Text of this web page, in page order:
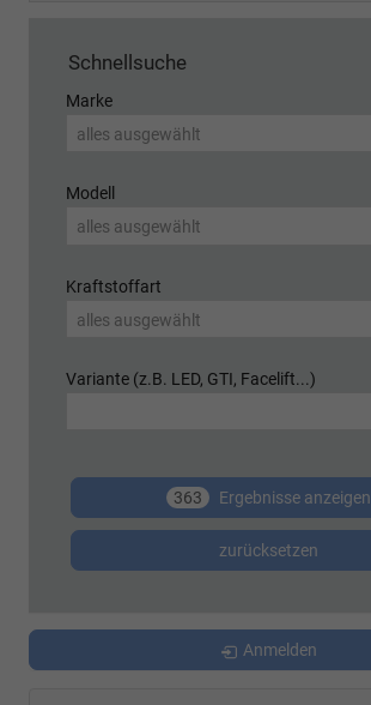
Schnellsuche
Marke
alles ausgewählt
Modell
alles ausgewählt
Kraftstoffart
alles ausgewählt
Variante (z.B. LED, GTI, Facelift...)
363 Ergebnisse anzeigen
zurücksetzen
Anmelden